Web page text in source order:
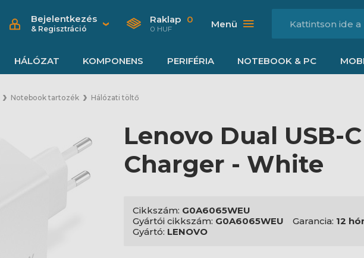
Bejelentkezés
& Regisztráció
Raklap 0
0 HUF Menü
HÁLÓZAT KOMPONENS PERIFÉRIA NOTEBOOK & PC
Notebook tartozék Hálózati töltő
Lenovo Dual USB-
Charger - White
Cikkszám: G0A6065WEU
Gyártói cikkszám: G0A6065WEU Garancia: 12
Gyártó: LENOVO